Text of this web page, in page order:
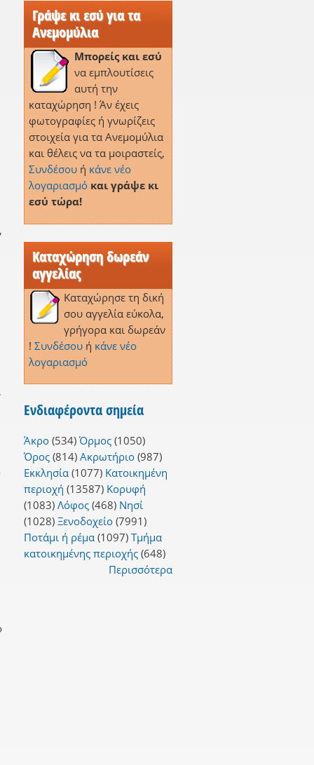
,
Γράψε κι εσύ για τα
Ανεμομύλια
Μπορείς και εσύ
να εμπλουτίσεις
αυτή την
καταχώρηση ! Άν έχεις
φωτογραφίες ή γνωρίζεις
στοιχεία για τα Ανεμομύλια
και θέλεις να τα μοιραστείς,
Συνδέσουή κάνε νέο
λογαριασμό και γράψε κι
εσύ τώρα!
Καταχώρηση δωρεάν
αγγελίας
Καταχώρησε τη δική
σου αγγελία εύκολα,
γρήγορα και δωρεάν
! Συνδέσουή κάνε νέο
λογαριασμό
Ενδιαφέροντα σημεία
Άκρο(534) Όρμος(1050)
Όρος(814) Ακρωτήριο(987)
Εκκλησία(1077) Κατοικημένη
περιοχή (13587) Κορυφή
(1083) Λόφος(468) Νησί
(1028) Ξενοδοχείο(7991)
Ποτάμι ή ρέμα(1097) Τμήμα
κατοικημένης περιοχής(648)
Περισσότερα